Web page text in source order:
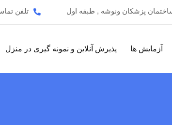
تلفن
آزمایش ها پذیرش آنلاین و نمونه گیری در منزل